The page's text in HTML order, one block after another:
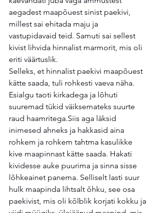
aegadest maapõuest sinist paekivi,
millest sai ehitada maju ja
vastupidavaid teid. Samuti sai sellest
kivist lihvida hinnalist marmorit, mis oli
eriti väärtuslik.
Selleks, et hinnalist paekivi maapõuest
kätte saada, tuli rohkesti vaeva näha.
Esialgu taoti kirkadega ja lõhuti
suuremad tükid väiksemateks suurte
raud haamritega.Siis aga läksid
inimesed ahneks ja hakkasid aina
rohkem ja rohkem tahtma kasulikke
kive maapinnast kätte saada. Hakati
kividesse auke puurima ja sinna sisse
lõhkeainet panema. Selliselt lasti suur
hulk maapinda lihtsalt õhku, see osa
paekivist, mis oli kõlblik korjati kokku ja